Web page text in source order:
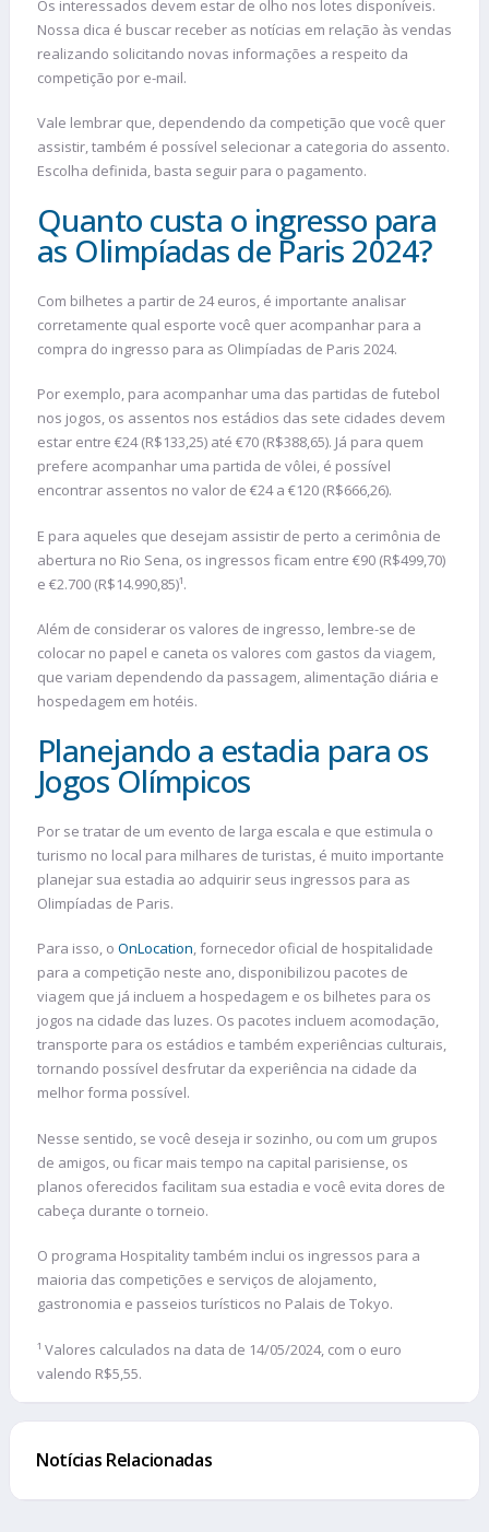
Os interessados devem estar de olho nos lotes disponíveis.
Nossa dica é buscar receber as notícias em relação às vendas
realizando solicitando novas informações a respeito da
competição por e-mail.
Vale lembrar que, dependendo da competição que você quer
assistir, também é possível selecionar a categoria do assento.
Escolha definida, basta seguir para o pagamento.
Quanto custa o ingresso para
as Olimpíadas de Paris 2024?
Com bilhetes a partir de 24 euros, é importante analisar
corretamente qual esporte você quer acompanhar para a
compra do ingresso para as Olimpíadas de Paris 2024.
Por exemplo, para acompanhar uma das partidas de futebol
nos jogos, os assentos nos estádios das sete cidades devem
estar entre €24 (R$133,25) até €70 (R$388,65). Já para quem
prefere acompanhar uma partida de vôlei, é possível
encontrar assentos no valor de €24 a €120 (R$666,26).
E para aqueles que desejam assistir de perto a cerimônia de
abertura no Rio Sena, os ingressos ficam entre €90 (R$499,70)
e €2.700 (R$14.990,85)¹.
Além de considerar os valores de ingresso, lembre-se de
colocar no papel e caneta os valores com gastos da viagem,
que variam dependendo da passagem, alimentação diária e
hospedagem em hotéis.
Planejando a estadia para os
Jogos Olímpicos
Por se tratar de um evento de larga escala e que estimula o
turismo no local para milhares de turistas, é muito importante
planejar sua estadia ao adquirir seus ingressos para as
Olimpíadas de Paris.
Para isso, o OnLocation, fornecedor oficial de hospitalidade
para a competição neste ano, disponibilizou pacotes de
viagem que já incluem a hospedagem e os bilhetes para os
jogos na cidade das luzes. Os pacotes incluem acomodação,
transporte para os estádios e também experiências culturais,
tornando possível desfrutar da experiência na cidade da
melhor forma possível.
Nesse sentido, se você deseja ir sozinho, ou com um grupos
de amigos, ou ficar mais tempo na capital parisiense, os
planos oferecidos facilitam sua estadia e você evita dores de
cabeça durante o torneio.
O programa Hospitality também inclui os ingressos para a
maioria das competições e serviços de alojamento,
gastronomia e passeios turísticos no Palais de Tokyo.
¹ Valores calculados na data de 14/05/2024, com o euro
valendo R$5,55.
Notícias Relacionadas